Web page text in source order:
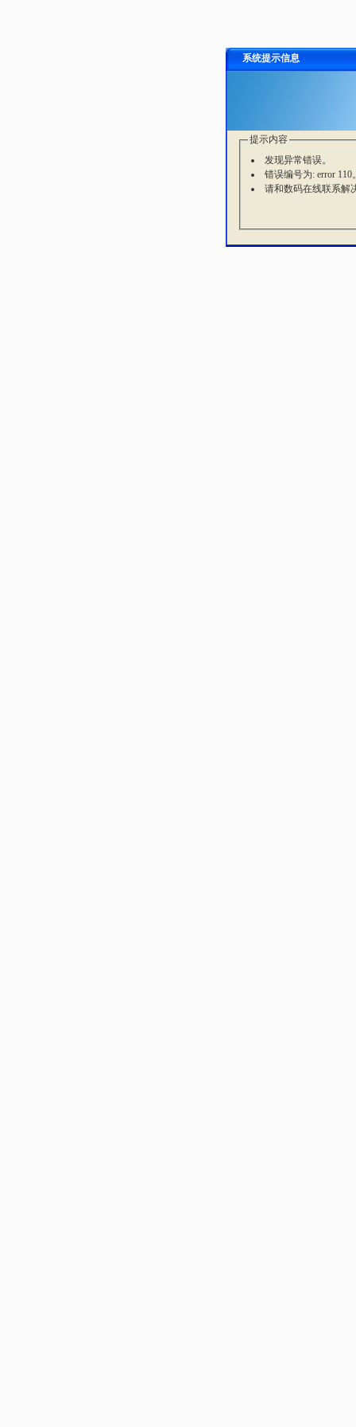
系统提示信息
提示内容
发现异常错误。
错误编号为: error 110
请和数码在线联系解